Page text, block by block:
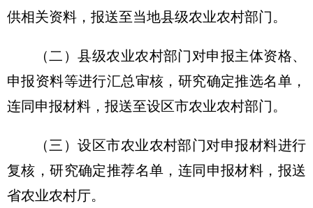
供相关资料，报送至当地县级农业农村部门。
（二）县级农业农村部门对申报主体资格、
申报资料等进行汇总审核，研究确定推选名单，
连同申报材料，报送至设区市农业农村部门。
（三）设区市农业农村部门对申报材料进行
复核，研究确定推荐名单，连同申报材料，报送
省农业农村厅。